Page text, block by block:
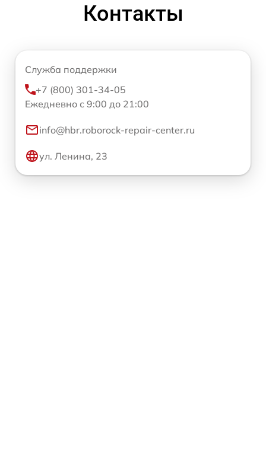
Контакты
Служба поддержки
+7 (800) 301-34-05
Ежедневно с 9:00 до 21:00
info@hbr.roborock-repair-center.ru
ул. Ленина, 23